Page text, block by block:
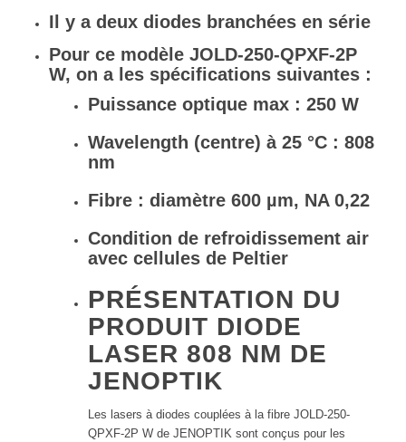
Il y a deux diodes branchées en série
Pour ce modèle JOLD-250-QPXF-2P
W, on a les spécifications suivantes :
Puissance optique max : 250 W
Wavelength (centre) à 25 °C : 808
nm
Fibre : diamètre 600 µm, NA 0,22
Condition de refroidissement air
avec cellules de Peltier
PRÉSENTATION DU
PRODUIT DIODE
LASER 808 NM DE
JENOPTIK
Les lasers à diodes couplées à la fibre JOLD-250-
QPXF-2P W de JENOPTIK sont conçus pour les